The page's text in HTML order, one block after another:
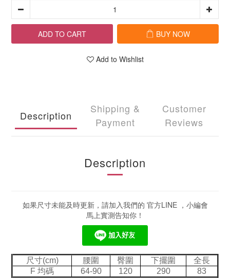
ADD TO CART BUY NOW
Add to Wishlist
Description
Shipping &
Payment
Customer
Reviews
Description
如果尺寸未能及時更新，請加入我們的 官方LINE ，小編會
馬上實測告知你！
尺寸(cm) 腰圍 臀圍 下擺圍
全長
F 均碼
64-90 120 290 83